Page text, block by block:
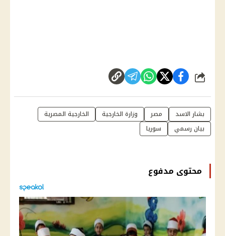
شارك
بشار الاسد مصر وزارة الخارجية
الخارجية المصرية
بيان رسمي
سوريا
محتوى مدفوع